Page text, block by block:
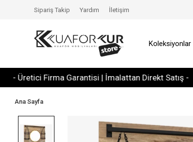
Firma Garantisi | İmalattan Direkt Satış -
Sipariş Takip Yardım İletişim
Koleksiyonlar
Ana Sayfa